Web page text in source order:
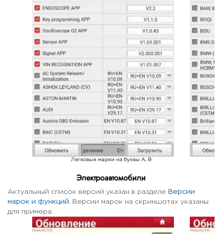
Легковые марки на буквы A, B
Электроавтомобили
Актуальный список версий указан в разделе Версии
марок и функций . Версии марок на скриншотах указаны
для примера.